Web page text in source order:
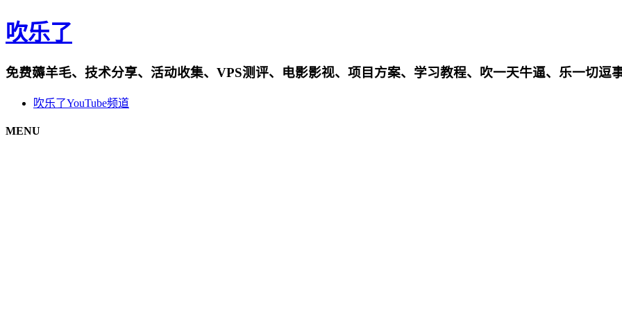
吹乐了
免费薅羊毛、技术分享、活动收集、VPS测评、电影影视、项目方案、学习教程、吹一天牛逼、乐一切逗
吹乐了YouTube频道
MENU